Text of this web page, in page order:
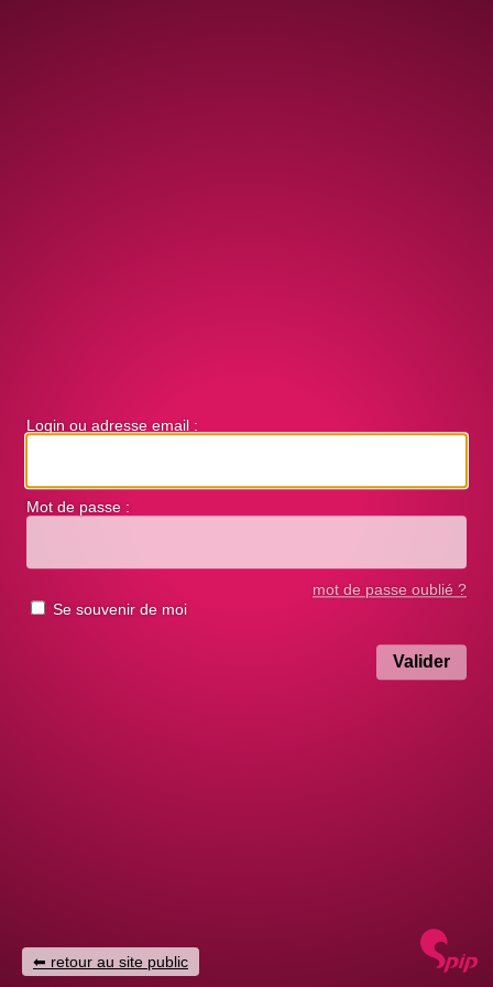
Login ou adresse email :
Mot de passe :
mot de passe oublié ?
Se souvenir de moi
retour au site public